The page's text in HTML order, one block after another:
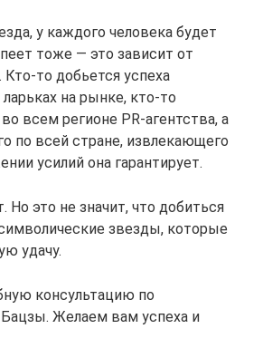
у каждого человека будет
тоже — это зависит от
то добьется успеха
на рынке, кто-то
всем регионе PR-агентства, а
по всей стране, извлекающего
усилий она гарантирует.
Но это не значит, что добиться
звезды, которые
удачу.
консультацию по
Желаем вам успеха и